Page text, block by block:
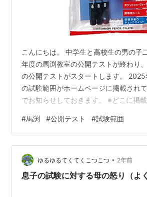
こんにちは。 中学生と高校生の男の子
年度の馬渕教室の公開テストが終わり
の公開テストがスタートします。 2025
の試験範囲がホームページに掲載され
でお知らせしておきます。 ※どこに掲
なみに第1回公開テストは3月9日(日)で
筆 マークシートセット V52MN 三菱鉛
Pencil) Amazon
#馬渕 #公開テスト #試験範囲
ゆるゆるてくてくこつこつ • 2年前
息子の試験に対する母の怒り（よ